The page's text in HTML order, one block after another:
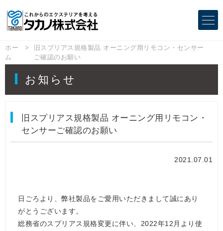
ホー
ム
旧スプリアス規格製品 オーニング用リモコン・センサー
ご確認のお願い
お知らせ
旧スプリアス規格製品 オーニング用リモコン・
センサーご確認のお願い
2021.07.01
日ごろより、弊社製品をご愛用いただきまして誠にあり
がとうございます。
総務省のスプリアス規格変更に伴い、2022年12月より使